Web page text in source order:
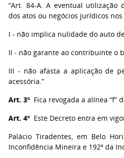
“Art. 84-A. A eventual utilização
dos atos ou negócios jurídicos
I - não implica nulidade do auto
II - não garante ao contribuinte o
III - não afasta a aplicação de
acessória.”
Art. 3º Fica revogada a alínea “f”
Art. 4º Este Decreto entra em
Palácio Tiradentes, em Belo
Inconfidência Mineira e 192º da